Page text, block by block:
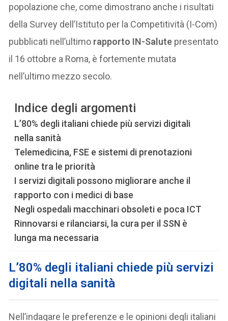
popolazione che, come dimostrano anche i risultati
della Survey dell’Istituto per la Competitività (I-Com)
pubblicati nell’ultimo rapporto IN-Salute presentato
il 16 ottobre a Roma, è fortemente mutata
nell’ultimo mezzo secolo.
Indice degli argomenti
L’80% degli italiani chiede più servizi digitali
nella sanità
Telemedicina, FSE e sistemi di prenotazioni
online tra le priorità
I servizi digitali possono migliorare anche il
rapporto con i medici di base
Negli ospedali macchinari obsoleti e poca ICT
Rinnovarsi e rilanciarsi, la cura per il SSN è
lunga ma necessaria
L’80% degli italiani chiede più servizi
digitali nella sanità
Nell’indagare le preferenze e le opinioni degli italiani